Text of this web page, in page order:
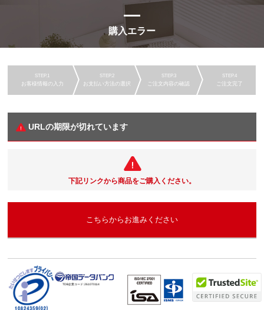
購入エラー
お客様情報の入力 お支払い方法の選択 ご注文内容の確認 ご注文完了
URLの期限が切れています
下記リンクから商品をご購入ください。
こちらからお進みください
TDB企業コード:261070114